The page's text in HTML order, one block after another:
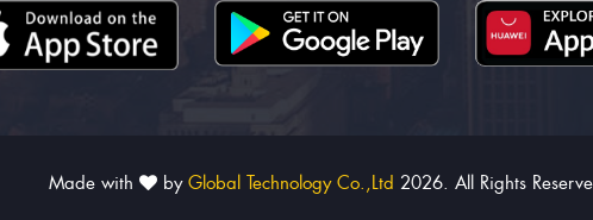
Made with by Global Technology Co.,Ltd 2026. All Rights